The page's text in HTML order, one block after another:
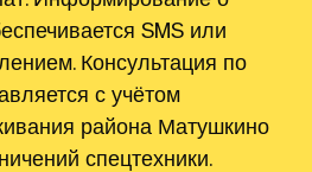
SMS или
Консультация по
с учётом
района Матушкино
спецтехники.